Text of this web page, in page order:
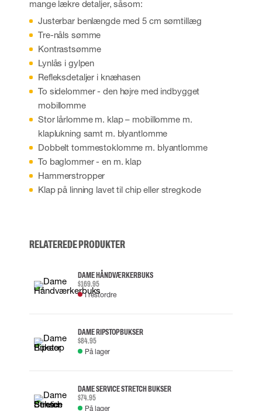
mange lækre detaljer, såsom:
Justerbar benlængde med 5 cm sømtillæg
Tre-nåls sømme
Kontrastsømme
Lynlås i gylpen
Refleksdetaljer i knæhasen
To sidelommer - den højre med indbygget
mobillomme
Stor lårlomme m. klap – mobillomme m.
klaplukning samt m. blyantlomme
Dobbelt tommestoklomme m. blyantlomme
To baglommer - en m. klap
Hammerstropper
Klap på linning lavet til chip eller stregkode
RELATEREDE PRODUKTER
DAME HÅNDVÆRKERBUKS
$169.95
I restordre
DAME RIPSTOP BUKSER
$84.95
På lager
DAME SERVICE STRETCH BUKSER
$74.95
På lager